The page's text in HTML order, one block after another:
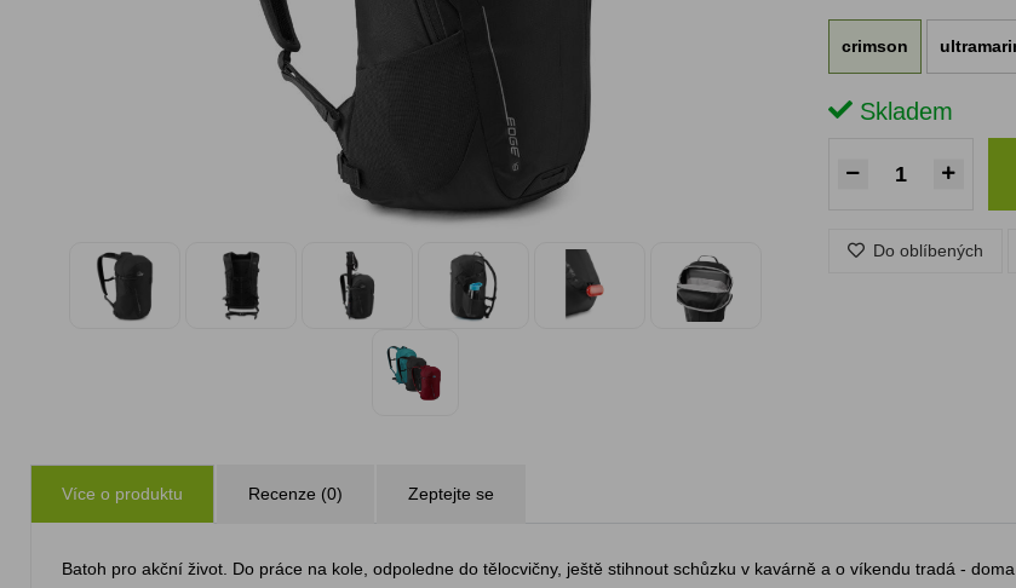
crimson
Skladem
Do oblíbených
Více o produktu Recenze (0) Zeptejte se
Batoh pro akční život. Do práce na kole, odpoledne do tělocvičny, ještě stihnout schůzku v kavárně a o víkendu tradá -